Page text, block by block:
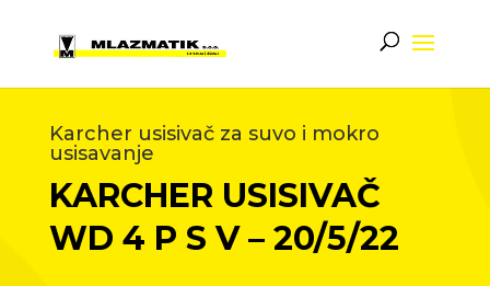
Karcher usisivač za suvo i mokro
usisavanje
KARCHER USISIVAČ
WD 4 P S V – 20/5/22